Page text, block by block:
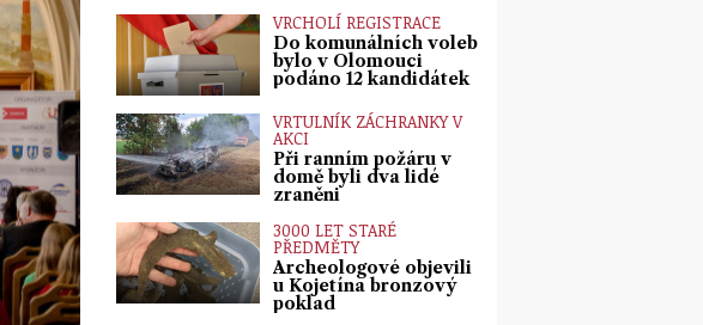
VRCHOLÍ REGISTRACE
Do komunálních voleb
bylo v Olomouci
podáno 12 kandidátek
VRTULNÍK ZÁCHRANKY V
AKCI
Při ranním požáru v
domě byli dva lidé
zraněni
3000 LET STARÉ
PŘEDMĚTY
Archeologové objevili
u Kojetína bronzový
poklad